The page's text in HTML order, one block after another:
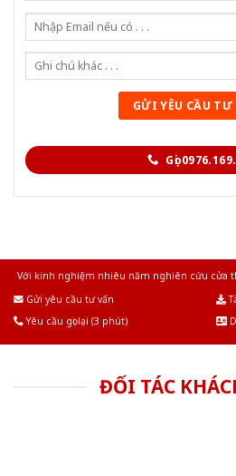
Gọi
Với kinh nghiệm nhiêu năm nghiên cứu cửa
Gửi yêu cầu tư vấn
Yêu cầu gọi lại (3 phút)
ĐỐI TÁC